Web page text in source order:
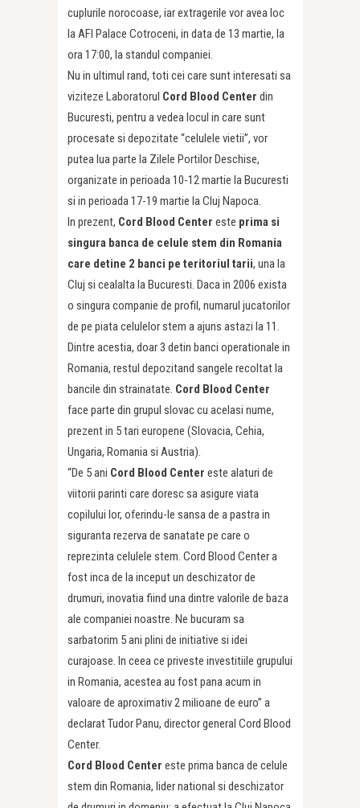
cuplurile norocoase, iar extragerile vor avea loc
la AFI Palace Cotroceni, in data de 13 martie, la
ora 17:00, la standul companiei.
Nu in ultimul rand, toti cei care sunt interesati sa
viziteze Laboratorul Cord Blood Center din
Bucuresti, pentru a vedea locul in care sunt
procesate si depozitate “celulele vietii”, vor
putea lua parte la Zilele Portilor Deschise,
organizate in perioada 10-12 martie la Bucuresti
si in perioada 17-19 martie la Cluj Napoca.
In prezent, Cord Blood Center este prima si
singura banca de celule stem din Romania
care detine 2 banci pe teritoriul tarii, una la
Cluj si cealalta la Bucuresti. Daca in 2006 exista
o singura companie de profil, numarul jucatorilor
de pe piata celulelor stem a ajuns astazi la 11.
Dintre acestia, doar 3 detin banci operationale in
Romania, restul depozitand sangele recoltat la
bancile din strainatate. Cord Blood Center
face parte din grupul slovac cu acelasi nume,
prezent in 5 tari europene (Slovacia, Cehia,
Ungaria, Romania si Austria).
“De 5 ani Cord Blood Center este alaturi de
viitorii parinti care doresc sa asigure viata
copilului lor, oferindu-le sansa de a pastra in
siguranta rezerva de sanatate pe care o
reprezinta celulele stem. Cord Blood Center a
fost inca de la inceput un deschizator de
drumuri, inovatia fiind una dintre valorile de baza
ale companiei noastre. Ne bucuram sa
sarbatorim 5 ani plini de initiative si idei
curajoase. In ceea ce priveste investitiile grupului
in Romania, acestea au fost pana acum in
valoare de aproximativ 2 milioane de euro” a
declarat Tudor Panu, director general Cord Blood
Center.
Cord Blood Center este prima banca de celule
stem din Romania, lider national si deschizator